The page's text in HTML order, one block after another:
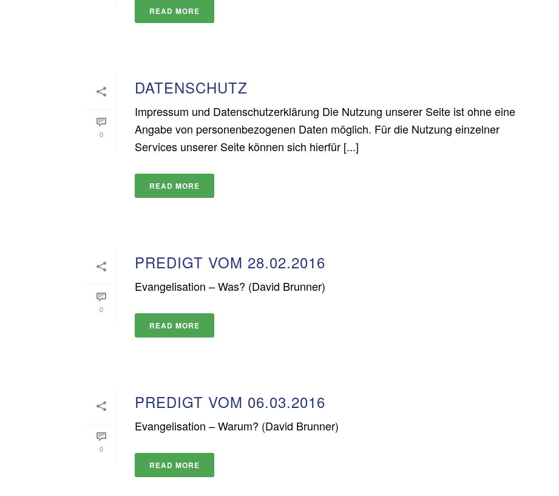
READ MORE
0
DATENSCHUTZ
Impressum und Datenschutzerklärung Die Nutzung unserer Seite ist ohne eine
Angabe von personenbezogenen Daten möglich. Für die Nutzung einzelner
Services unserer Seite können sich hierfür [...]
READ MORE
0
PREDIGT VOM 28.02.2016
Evangelisation – Was? (David Brunner)
READ MORE
0
PREDIGT VOM 06.03.2016
Evangelisation – Warum? (David Brunner)
READ MORE